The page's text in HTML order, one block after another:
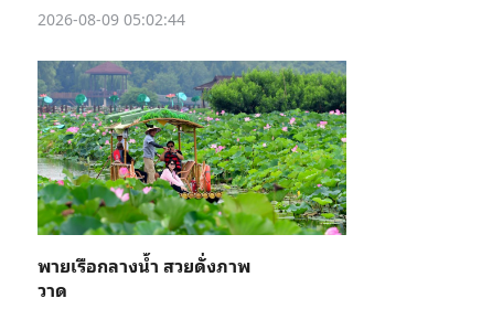
2026-08-09 05:02:44
พายเรือกลางน้ำ สวยดั่งภาพ
วาด